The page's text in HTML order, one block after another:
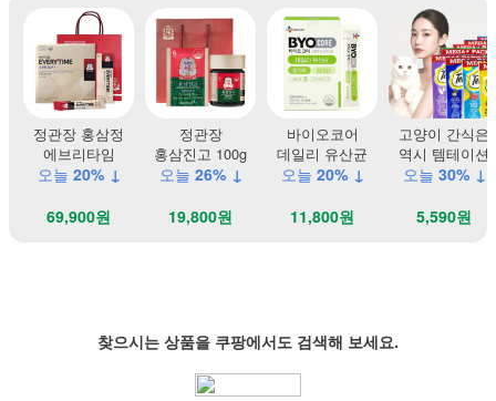
정관장 홍삼정
에브리타임
오늘 20% ↓
69,900원
정관장
홍삼진고 100g
오늘 26% ↓
19,800원
바이오코어
데일리 유산균
오늘 20% ↓
11,800원
고양이 간식은
역시 템테이션
오늘 30% ↓
5,590원
찾으시는 상품을 쿠팡에서도 검색해 보세요.